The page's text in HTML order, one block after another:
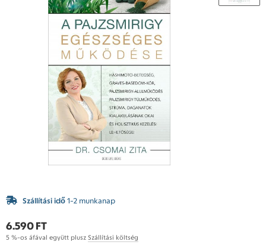
Szállítási idő 1-2 munkanap
6.590 FT
5 %-os áfával együtt plusz Szállítási költség